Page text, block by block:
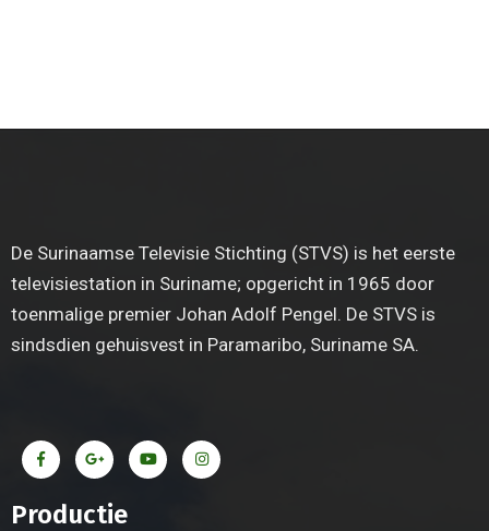
De Surinaamse Televisie Stichting (STVS) is het eerste
televisiestation in Suriname; opgericht in 1965 door
toenmalige premier Johan Adolf Pengel. De STVS is
sindsdien gehuisvest in Paramaribo, Suriname SA.
Productie